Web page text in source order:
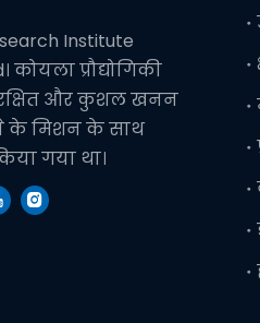
Institute
कोयला प्रौद्योगिकी
और कुशल खनन
के मिशन के साथ
गया था।